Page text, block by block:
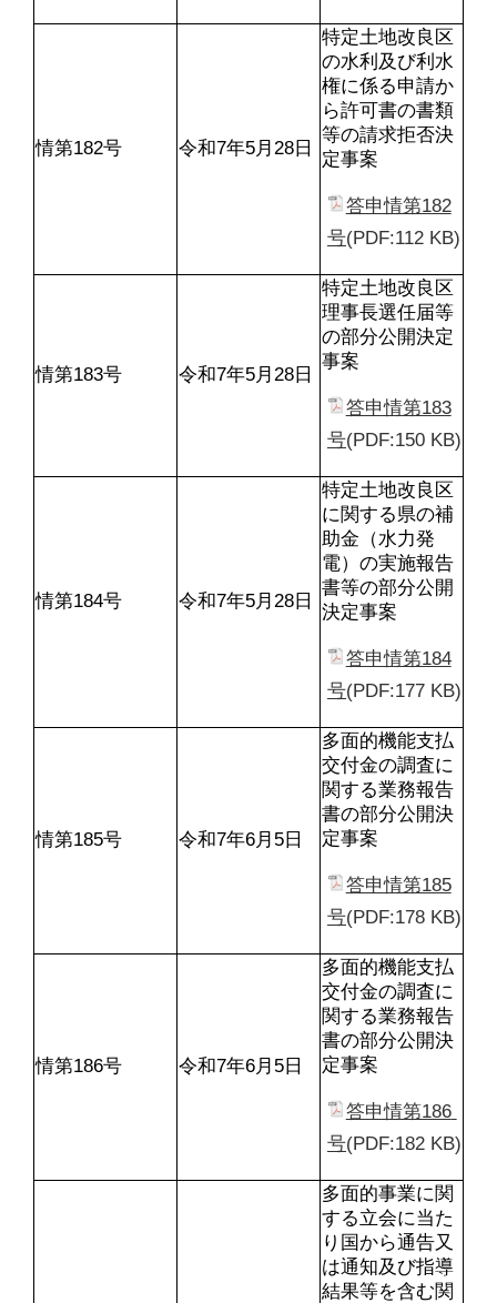
情第182号 令和7年5月28日
特定土地改良区
の水利及び利水
権に係る申請か
ら許可書の書類
等の請求拒否決
定事案
答申情第182
号(PDF:112 KB)
情第183号 令和7年5月28日
特定土地改良区
理事長選任届等
の部分公開決定
事案
答申情第183
号(PDF:150 KB)
情第184号 令和7年5月28日
特定土地改良区
に関する県の補
助金（水力発
電）の実施報告
書等の部分公開
決定事案
答申情第184
号(PDF:177 KB)
情第185号 令和7年6月5日
多面的機能支払
交付金の調査に
関する業務報告
書の部分公開決
定事案
答申情第185
号(PDF:178 KB)
情第186号 令和7年6月5日
多面的機能支払
交付金の調査に
関する業務報告
書の部分公開決
定事案
答申情第186
号(PDF:182 KB)
多面的事業に関
する立会に当た
り国から通告又
は通知及び指導
結果等を含む関